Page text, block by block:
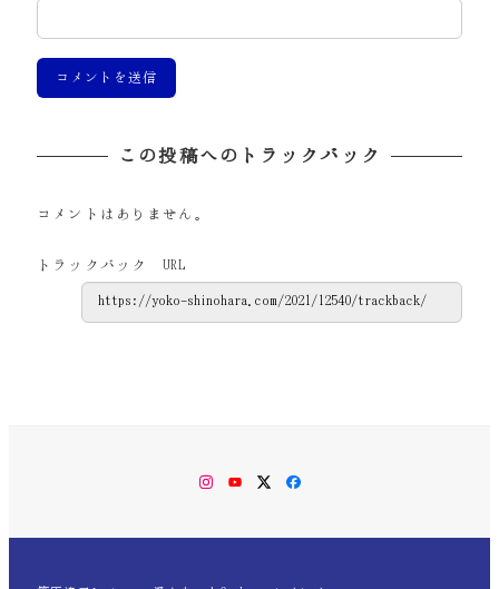
この投稿へのトラックバック
コメントはありません。
トラックバック URL
Instagram
YouTubeTwitterFacebook